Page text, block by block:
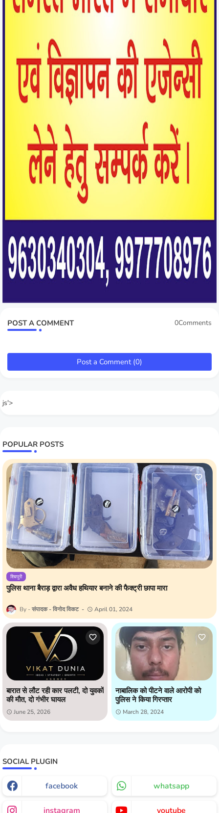
POST A COMMENT 0Comments
Post a Comment (0)
js'>
POPULAR POSTS
शिवपुरी
पुलिस थाना बैराड़ द्वारा अवैध हथियार बनाने की फैक्ट्री छापा मारा
संपादक - विनोद विकट April 01, 2024
बारात से लौट रही कार पलटी, दो युवकों
की मौत, दो गंभीर घायल
June 25, 2026
नाबालिक को पीटने वाले आरोपी को
पुलिस ने किया गिरप्तार
March 28, 2024
SOCIAL PLUGIN
facebook whatsapp
instagram youtube